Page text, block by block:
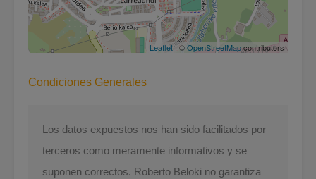
Leaflet| ©OpenStreetMapcontributors
Condiciones Generales
Los datos expuestos nos han sido facilitados por
terceros como meramente informativos y se
suponen correctos. Roberto Beloki no garantiza